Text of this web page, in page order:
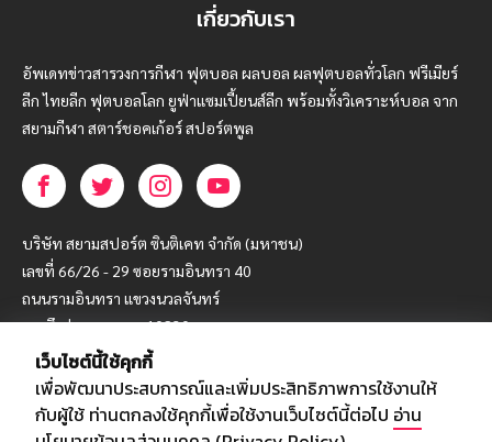
เกี่ยวกับเรา
อัพเดทข่าวสารวงการกีฬา ฟุตบอล ผลบอล ผลฟุตบอลทั่วโลก ฟรีเมียร์
ลีก ไทยลีก ฟุตบอลโลก ยูฟ่าแซมเปี้ยนส์ลีก พร้อมทั้งวิเคราะห์บอล จาก
สยามกีฬา สตาร์ชอคเก้อร์ สปอร์ตพูล
บริษัท สยามสปอร์ต ซินติเคท จำกัด (มหาชน)
เลขที่ 66/26 - 29 ซอยรามอินทรา 40
ถนนรามอินทรา แขวงนวลจันทร์
เขตบึงกุ่ม กรุงเทพฯ 10230
โทร : 02-5088-000
webmaster@siamsport.co.th
เว็บไซต์ : www.siamsport.co.th
เว็บไซต์นี้ใช้คุกกี้
เพื่อพัฒนาประสบการณ์และเพิ่มประสิทธิภาพการใช้งานให้
กับผู้ใช้ ท่านตกลงใช้คุกกี้เพื่อใช้งานเว็บไซต์นี้ต่อไป อ่าน